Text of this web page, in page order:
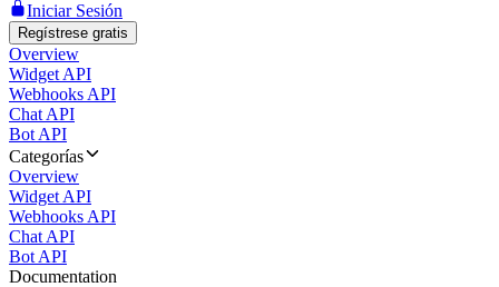
Iniciar Sesión
Regístrese gratis
Overview
Widget API
Webhooks API
Chat API
Bot API
Categorías
Overview
Widget API
Webhooks API
Chat API
Bot API
Documentation